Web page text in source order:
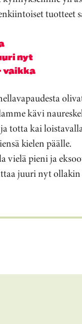
tuotteet
nyt
vaikka
kävi
totta kai
kielen päälle.
vielä pieni ja
juuri nyt